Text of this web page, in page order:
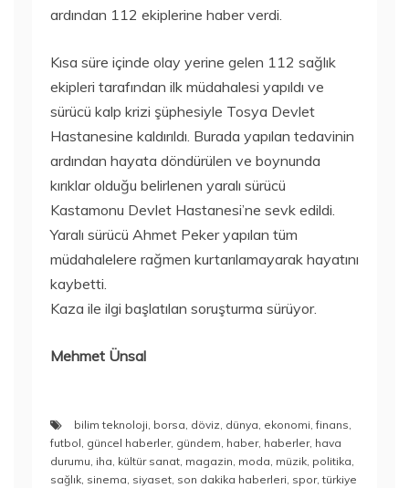
ardından 112 ekiplerine haber verdi.
Kısa süre içinde olay yerine gelen 112 sağlık
ekipleri tarafından ilk müdahalesi yapıldı ve
sürücü kalp krizi şüphesiyle Tosya Devlet
Hastanesine kaldırıldı. Burada yapılan tedavinin
ardından hayata döndürülen ve boynunda
kırıklar olduğu belirlenen yaralı sürücü
Kastamonu Devlet Hastanesi’ne sevk edildi.
Yaralı sürücü Ahmet Peker yapılan tüm
müdahalelere rağmen kurtarılamayarak hayatını
kaybetti.
Kaza ile ilgi başlatılan soruşturma sürüyor.
Mehmet Ünsal
bilim teknoloji, borsa, döviz, dünya, ekonomi,finans,
futbol, güncel haberler, gündem, haber, haberler, hava
durumu, iha, kültür sanat, magazin, moda, müzik, politika,
sağlık, sinema, siyaset, son dakika haberleri, spor,türkiye